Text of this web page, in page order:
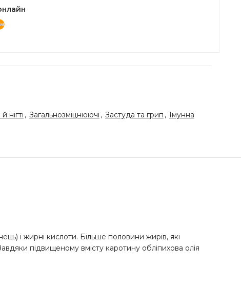
нігті , Загальнозміцнюючі , Застуда та грип , Імунна
і жирні кислоти. Більше половини жирів, які
підвищеному вмісту каротину обліпихова олія